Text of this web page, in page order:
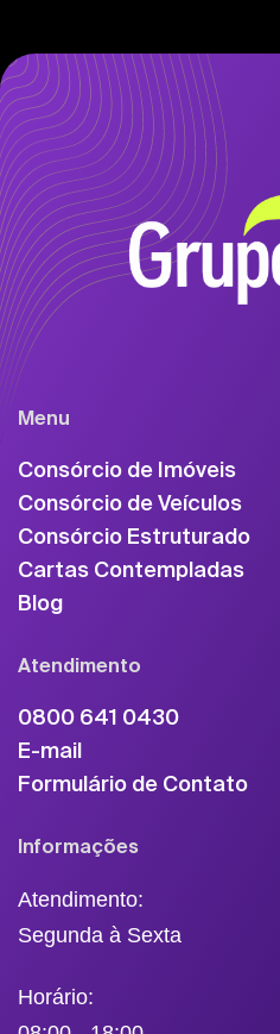
Menu
Consórcio de Imóveis
Consórcio de Veículos
Consórcio Estruturado
Cartas Contempladas
Blog
Atendimento
0800 641 0430
E-mail
Formulário de Contato
Informações
Atendimento:
Segunda à Sexta
Horário: